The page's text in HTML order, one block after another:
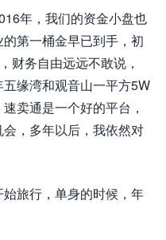
年，我们的资金小盘也
第一桶金早已到手，初
财务自由远远不敢说，
缘湾和观音山一平方5W
卖通是一个好的平台，
，多年以后，我依然对
旅行，单身的时候，年